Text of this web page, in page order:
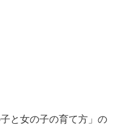
と女の子の育て方」の